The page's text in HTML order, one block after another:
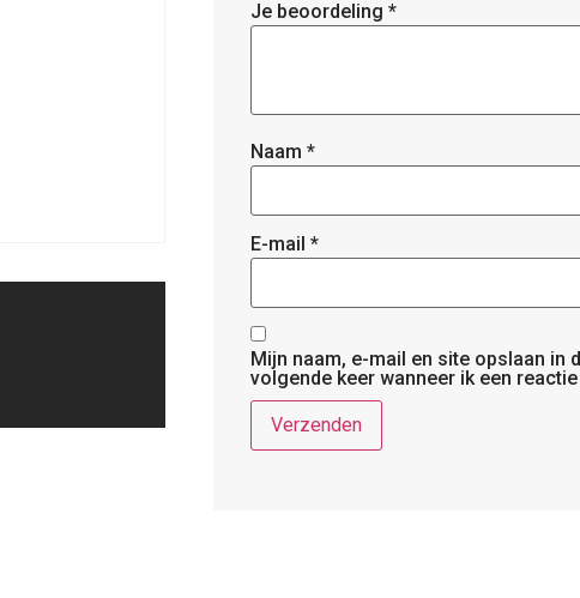
Je beoordeling *
Naam *
E-mail *
Mijn naam, e-mail en site opslaan in
volgende keer wanneer ik een